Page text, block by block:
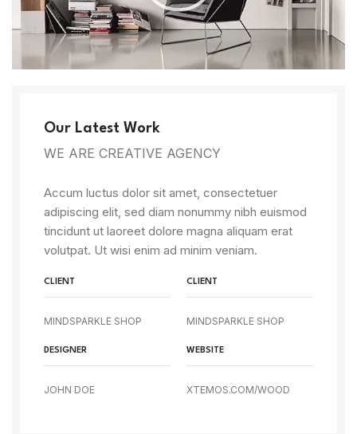
Our Latest Work
WE ARE CREATIVE AGENCY
Accum luctus dolor sit amet, consectetuer
adipiscing elit, sed diam nonummy nibh euismod
tincidunt ut laoreet dolore magna aliquam erat
volutpat. Ut wisi enim ad minim veniam.
CLIENT
MINDSPARKLE SHOP
CLIENT
MINDSPARKLE SHOP
DESIGNER
JOHN DOE
WEBSITE
XTEMOS.COM/WOOD